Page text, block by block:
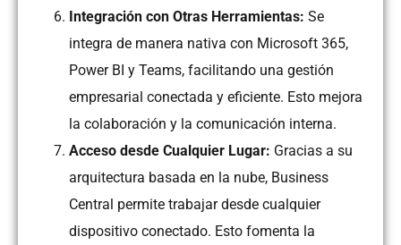
Integración con Otras Herramientas: Se
integra de manera nativa con Microsoft 365,
Power BI y Teams, facilitando una gestión
empresarial conectada y eficiente. Esto mejora
la colaboración y la comunicación interna.
Acceso desde Cualquier Lugar: Gracias a su
arquitectura basada en la nube, Business
Central permite trabajar desde cualquier
dispositivo conectado. Esto fomenta la